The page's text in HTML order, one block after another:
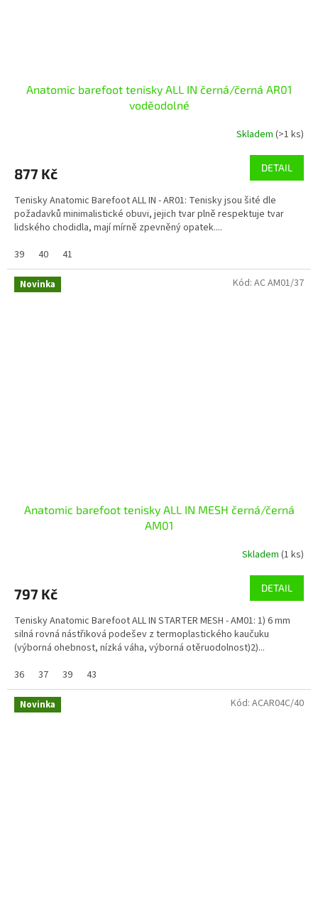
Anatomic barefoot tenisky ALL IN černá/černá AR01
voděodolné
Skladem (>1 ks)
877 Kč DETAIL
Tenisky Anatomic Barefoot ALL IN - AR01: Tenisky jsou šité dle
požadavků minimalistické obuvi, jejich tvar plně respektuje tvar
lidského chodidla, mají mírně zpevněný opatek....
39
40 41
Novinka
Anatomic barefoot tenisky ALL IN MESH černá/černá
AM01
Skladem (1 ks)
797 Kč DETAIL
Tenisky Anatomic Barefoot ALL IN STARTER MESH - AM01: 1) 6 mm
silná rovná nástřiková podešev z termoplastického kaučuku
(výborná ohebnost, nízká váha, výborná otěruodolnost)2)...
36
37 39 43
Kód: AC AM01/37
Novinka Kód: ACAR04C/40